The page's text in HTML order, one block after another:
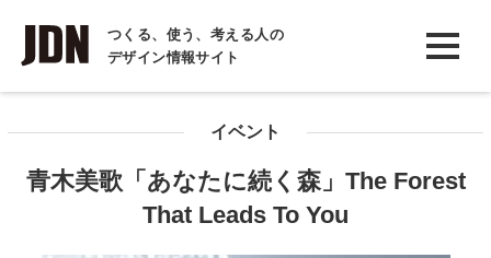
つくる、使う、考える人の
デザイン情報サイト
INTERVIEW
インタビュー
COLUMN
イベント
青木美歌「あなたに続く森」The Forest
That Leads To You